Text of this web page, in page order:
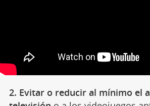
2. Evitar o reducir al mínimo el